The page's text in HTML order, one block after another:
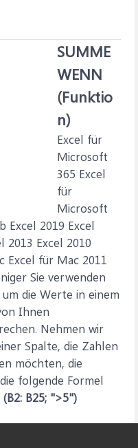
SUMME
WENN
(Funktio
n)
Excel für
Microsoft
365 Excel
für
Microsoft
Excel 2019 Excel
2013 Excel 2010
Excel für Mac 2011
Sie verwenden
die Werte in einem
Ihnen
Nehmen wir
Spalte, die Zahlen
möchten, die
folgende Formel
B25; ">5")